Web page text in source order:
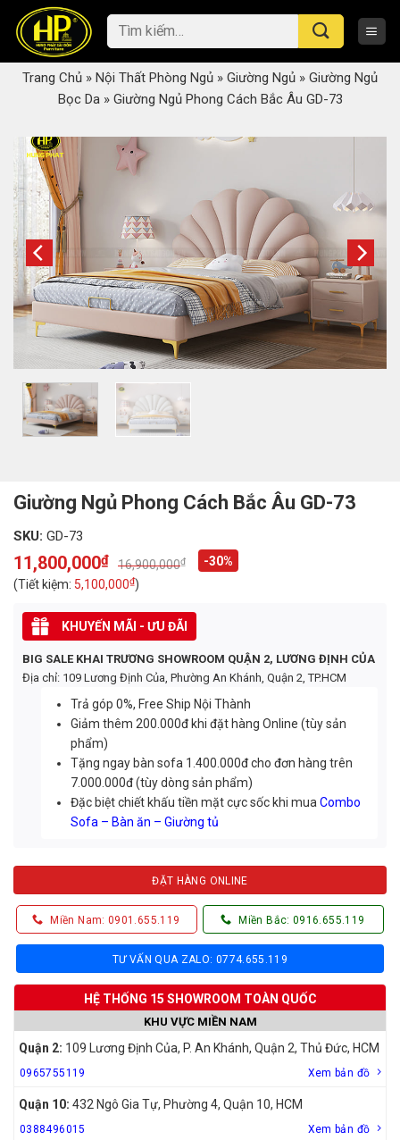
content
Tìm
kiếm:
Trang Chủ » Nội Thất Phòng Ngủ » Giường Ngủ » Giường Ngủ
Bọc Da» Giường Ngủ Phong Cách Bắc Âu GD-73
Giường Ngủ Phong Cách Bắc Âu GD-73
SKU: GD-73
16,900,000₫
Original
price
was:
16,900,000₫.
11,800,000₫
Current
price
is:
11,800,000₫.
-30%
(Tiết kiệm: 5,100,000₫)
KHUYẾN MÃI - ƯU ĐÃI
BIG SALE KHAI TRƯƠNG SHOWROOM QUẬN 2, LƯƠNG ĐỊNH CỦA
Địa chỉ: 109 Lương Định Của, Phường An Khánh, Quận 2, TP.HCM
Trả góp 0%, Free Ship Nội Thành
Giảm thêm 200.000đ khi đặt hàng Online (tùy sản
phẩm)
Tặng ngay bàn sofa 1.400.000đ cho đơn hàng trên
7.000.000đ (tùy dòng sản phẩm)
Đặc biệt chiết khấu tiền mặt cực sốc khi muaCombo
Sofa – Bàn ăn – Giường tủ
ĐẶT HÀNG ONLINE
Miền Nam: 0901.655.119 Miền Bắc: 0916.655.119
TƯ VẤN QUA ZALO: 0774.655.119
HỆ THỐNG 15 SHOWROOM TOÀN QUỐC
KHU VỰC MIỀN NAM
Quận 2: 109 Lương Định Của, P. An Khánh, Quận 2, Thủ Đức, HCM
0965755119 Xem bản đồ
Quận 10: 432 Ngô Gia Tự, Phường 4, Quận 10, HCM
0388496015 Xem bản đồ